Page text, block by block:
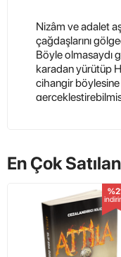
Nizâm ve adalet
çağdaşlarını
Böyle olmasaydı
karadan yürütüp
cihangir
emelindeydi.
Bu
sınıfına sokan
incelemeye
halkımıza,
faydalı olacağı
En Çok